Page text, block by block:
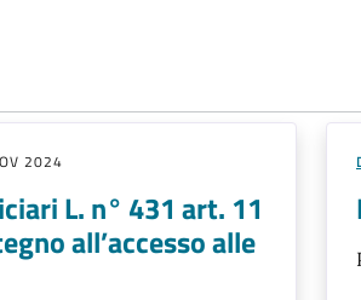
2024
L. n° 431 art. 11
all’accesso alle